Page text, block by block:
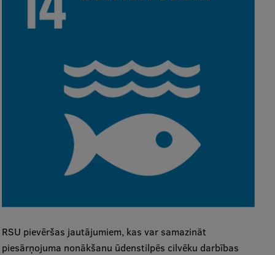
RSU pievēršas jautājumiem, kas var samazināt
piesārņojuma nonākšanu ūdenstilpēs cilvēku darbības